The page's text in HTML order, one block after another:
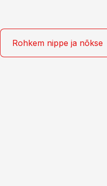
Rohkem nippe ja nõkse